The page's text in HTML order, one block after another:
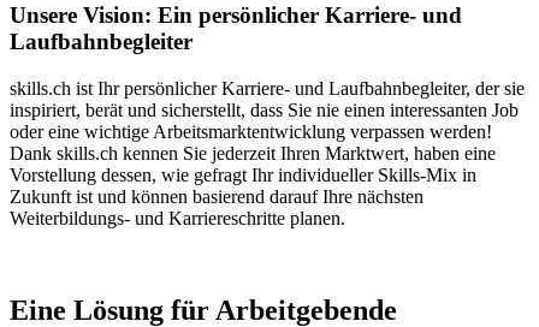
Unsere Vision: Ein persönlicher Karriere- und
Laufbahn­begleiter
skills.ch ist Ihr persönlicher Karriere- und Laufbahnbegleiter, der sie
inspiriert, berät und sicherstellt, dass Sie nie einen interessanten Job
oder eine wichtige Arbeitsmarktentwicklung verpassen werden!
Dank skills.ch kennen Sie jederzeit Ihren Marktwert, haben eine
Vorstellung dessen, wie gefragt Ihr individueller Skills-Mix in
Zukunft ist und können basierend darauf Ihre nächsten
Weiterbildungs- und Karriereschritte planen.
Eine Lösung für Arbeitgebende